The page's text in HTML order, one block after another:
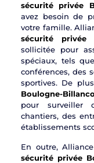
sécurité privée
avez besoin de
votre famille.
sécurité privée
sollicitée pour
spéciaux, tels
conférences, des
sportives. De
Boulogne-
pour surveiller
chantiers, des
établissements
En outre,
sécurité privée